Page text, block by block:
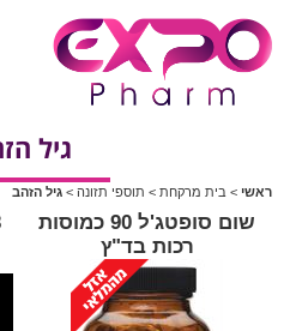
גיל
ראשי > בית מרקחת > תוספי תזונה > גיל הזהב
שום סופטג'ל 90 כמוסות
רכות בד"ץ